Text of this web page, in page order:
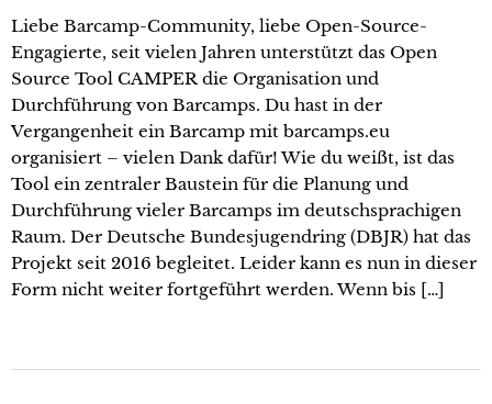
Liebe Barcamp-Community, liebe Open-Source-
Engagierte, seit vielen Jahren unterstützt das Open
Source Tool CAMPER die Organisation und
Durchführung von Barcamps. Du hast in der
Vergangenheit ein Barcamp mit barcamps.eu
organisiert – vielen Dank dafür! Wie du weißt, ist das
Tool ein zentraler Baustein für die Planung und
Durchführung vieler Barcamps im deutschsprachigen
Raum. Der Deutsche Bundesjugendring (DBJR) hat das
Projekt seit 2016 begleitet. Leider kann es nun in dieser
Form nicht weiter fortgeführt werden. Wenn bis […]